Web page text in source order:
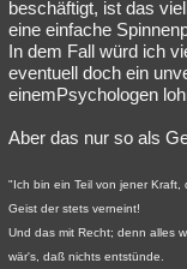
beschäftigt, ist das
eine einfache
In dem Fall würd ich
eventuell doch ein
einemPsychologen
Aber das nur so als
"Ich bin ein Teil von jener
Geist der stets verneint!
Und das mit Recht; denn alles
wär's, daß nichts entstünde.